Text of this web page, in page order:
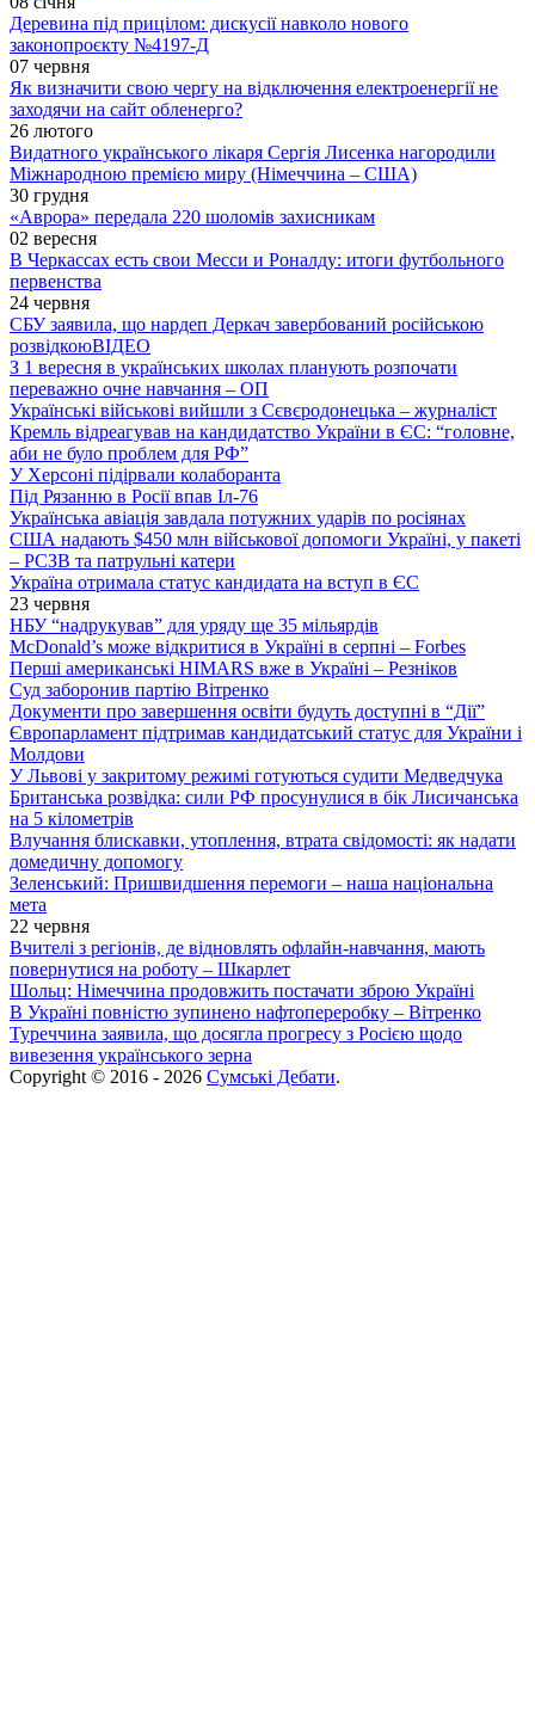
Деревина під прицілом: дискусії навколо нового
законопроєкту №4197-Д
07 червня
Як визначити свою чергу на відключення електроенергії не
заходячи на сайт обленерго?
26 лютого
Видатного українського лікаря Сергія Лисенка нагородили
Міжнародною премією миру (Німеччина – США)
30 грудня
«Аврора» передала 220 шоломів захисникам
02 вересня
В Черкассах есть свои Месси и Роналду: итоги футбольного
первенства
24 червня
СБУ заявила, що нардеп Деркач завербований російською
розвідкоюВІДЕО
З 1 вересня в українських школах планують розпочати
переважно очне навчання – ОП
Українські військові вийшли з Сєвєродонецька – журналіст
Кремль відреагував на кандидатство України в ЄС: “головне,
аби не було проблем для РФ”
У Херсоні підірвали колаборанта
Під Рязанню в Росії впав Іл-76
Українська авіація завдала потужних ударів по росіянах
США надають $450 млн військової допомоги Україні, у пакеті
– РСЗВ та патрульні катери
Україна отримала статус кандидата на вступ в ЄС
23 червня
НБУ “надрукував” для уряду ще 35 мільярдів
McDonald’s може відкритися в Україні в серпні – Forbes
Перші американські HIMARS вже в Україні – Резніков
Суд заборонив партію Вітренко
Документи про завершення освіти будуть доступні в “Дії”
Європарламент підтримав кандидатський статус для України і
Молдови
У Львові у закритому режимі готуються судити Медведчука
Британська розвідка: сили РФ просунулися в бік Лисичанська
на 5 кілометрів
Влучання блискавки, утоплення, втрата свідомості: як надати
домедичну допомогу
Зеленський: Пришвидшення перемоги – наша національна
мета
22 червня
Вчителі з регіонів, де відновлять офлайн-навчання, мають
повернутися на роботу – Шкарлет
Шольц: Німеччина продовжить постачати зброю Україні
В Україні повністю зупинено нафтопереробку – Вітренко
Туреччина заявила, що досягла прогресу з Росією щодо
вивезення українського зерна
Copyright © 2016 - 2026 Сумські Дебати.